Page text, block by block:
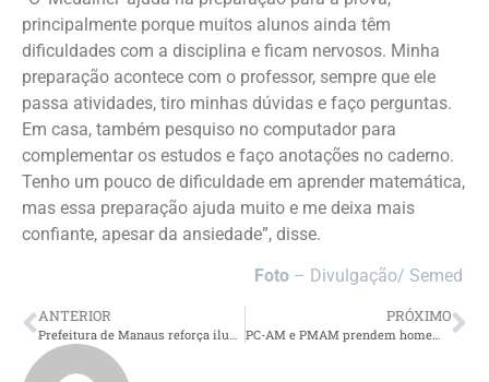
principalmente porque muitos alunos ainda têm
dificuldades com a disciplina e ficam nervosos. Minha
preparação acontece com o professor, sempre que ele
passa atividades, tiro minhas dúvidas e faço perguntas.
Em casa, também pesquiso no computador para
complementar os estudos e faço anotações no caderno.
Tenho um pouco de dificuldade em aprender matemática,
mas essa preparação ajuda muito e me deixa mais
confiante, apesar da ansiedade”, disse.
Foto – Divulgação/ Semed
ANTERIOR PRÓXIMO
PC-AM e PMAM prendem homem indígena por estupro de vulnerável, cárcere privado e abandono intelectual da filha-neta